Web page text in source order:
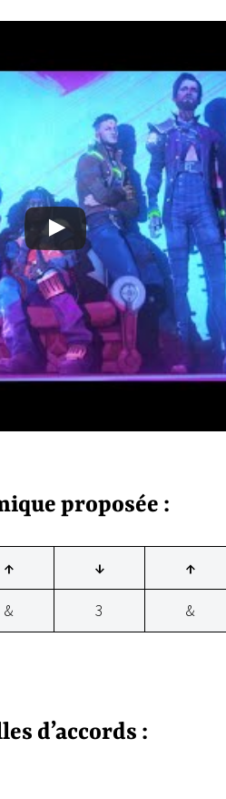
proposée :
↑ ↓ ↑
& 3 &
d’accords :